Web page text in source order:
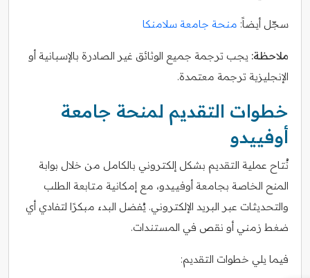
سجّل أيضاً: منحة جامعة سلامنكا
ملاحظة: يجب ترجمة جميع الوثائق غير الصادرة بالإسبانية أو
الإنجليزية ترجمة معتمدة.
خطوات التقديم لمنحة جامعة
أوفييدو
تُتاح عملية التقديم بشكل إلكتروني بالكامل من خلال بوابة
المنح الخاصة بجامعة أوفييدو، مع إمكانية متابعة الطلب
والتحديثات عبر البريد الإلكتروني. يُفضل البدء مبكرًا لتفادي أي
ضغط زمني أو نقص في المستندات.
فيما يلي خطوات التقديم: